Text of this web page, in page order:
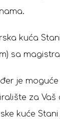
kuća
sa
je
za Vaš
kuće